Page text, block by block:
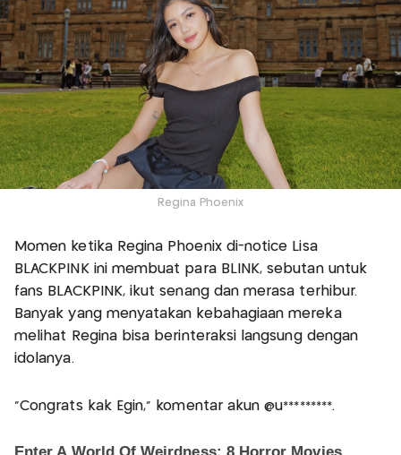
Regina Phoenix
Momen ketika Regina Phoenix di-notice Lisa
BLACKPINK ini membuat para BLINK, sebutan untuk
fans BLACKPINK, ikut senang dan merasa terhibur.
Banyak yang menyatakan kebahagiaan mereka
melihat Regina bisa berinteraksi langsung dengan
idolanya.
“Congrats kak Egin,” komentar akun @u*********.